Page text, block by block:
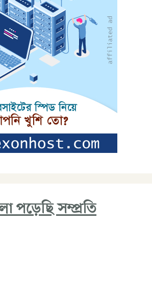
পড়েছি সম্প্রতি